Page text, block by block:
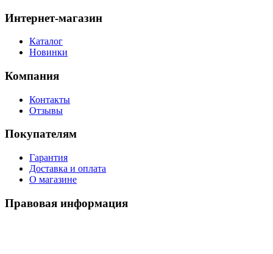
Интернет-магазин
Каталог
Новинки
Компания
Контакты
Отзывы
Покупателям
Гарантия
Доставка и оплата
О магазине
Правовая информация